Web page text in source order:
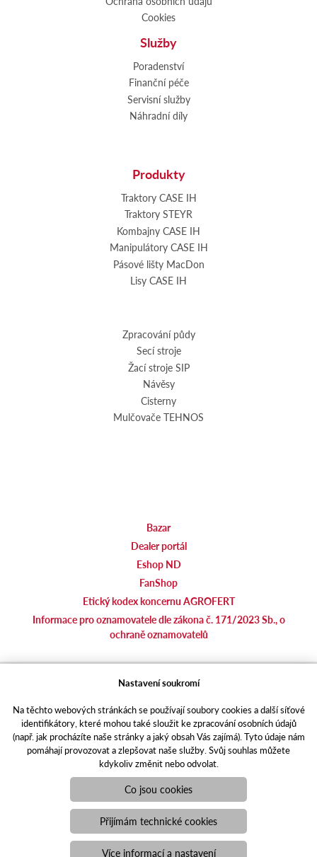
Cookies
Služby
Poradenství
Finanční péče
Servisní služby
Náhradní díly
Produkty
Traktory CASE IH
Traktory STEYR
Kombajny CASE IH
Manipulátory CASE IH
Pásové lišty MacDon
Lisy CASE IH
Zpracování půdy
Secí stroje
Žací stroje SIP
Návěsy
Cisterny
Mulčovače TEHNOS
Bazar
Dealer portál
Eshop ND
FanShop
Etický kodex koncernu AGROFERT
Informace pro oznamovatele dle zákona č. 171/2023 Sb., o
ochraně oznamovatelů
Responzivní webPuxdesign | agrics.cz © 2021
Toto jsou internetové stránky společnosti AGRI CS a. s., se sídlem
v Hustopečích, Hybešova 14, PSČ 69301, IČO 26243334,
agrotec.cz
portal.caseklub.cz
shop.agrics.cz
traktorbazar.cz
eshop.agrics.cz/cs
a-finance.cz
Nastavení soukromí
Na těchto webových stránkách se používají soubory cookies a další síťové
identifikátory, které mohou také sloužit ke zpracování osobních údajů
(např. jak procházíte naše stránky a jaký obsah Vás zajímá). Tyto údaje nám
pomáhají provozovat a zlepšovat naše služby. Svůj souhlas můžete
kdykoliv změnit nebo odvolat.
Co jsou cookies
Přijímám technické cookies
Více informací a nastavení